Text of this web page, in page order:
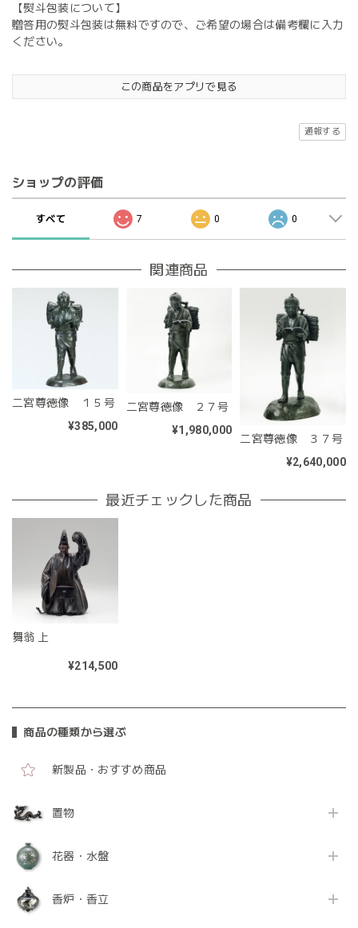
商品の種類から選ぶ
新製品・おすすめ商品
置物
花器・水盤
香炉・香立
【熨斗包装について】
贈答用の熨斗包装は無料ですので、ご希望の場合は備考欄に入力
ください。
この商品をアプリで見る
通報する
ショップの評価
すべて 7 0 0
関連商品
二宮尊徳像 １５号
¥385,000
二宮尊徳像 ２７号
¥1,980,000
二宮尊徳像 ３７号
¥2,640,000
最近チェックした商品
舞翁 上
¥214,500